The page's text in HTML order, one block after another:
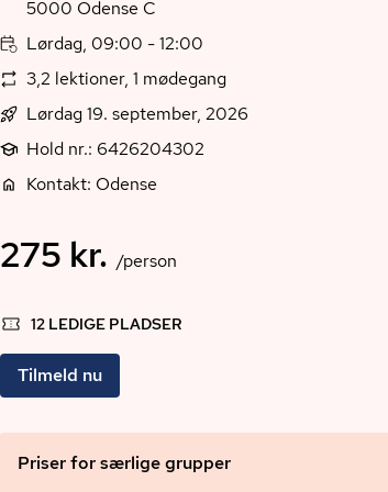
5000 Odense C
Lørdag, 09:00 - 12:00
3,2 lektioner, 1 mødegang
Lørdag 19. september, 2026
Hold nr.: 6426204302
Kontakt: Odense
275 kr. /person
12 LEDIGE PLADSER
Tilmeld nu
Priser for særlige grupper